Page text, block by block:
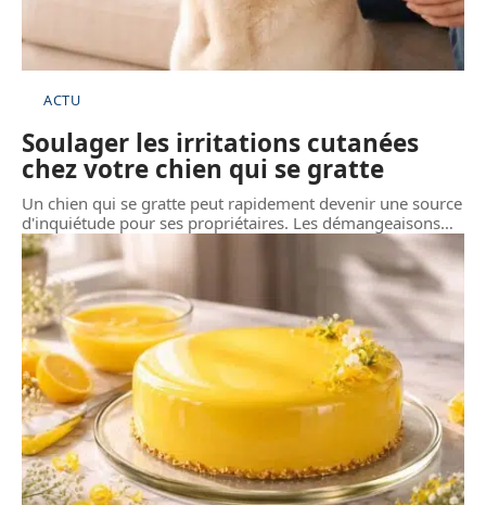
ACTU
Soulager les irritations cutanées
chez votre chien qui se gratte
Un chien qui se gratte peut rapidement devenir une source
d'inquiétude pour ses propriétaires. Les démangeaisons…